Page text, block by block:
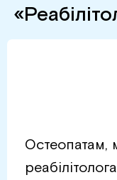
Остеопатам,